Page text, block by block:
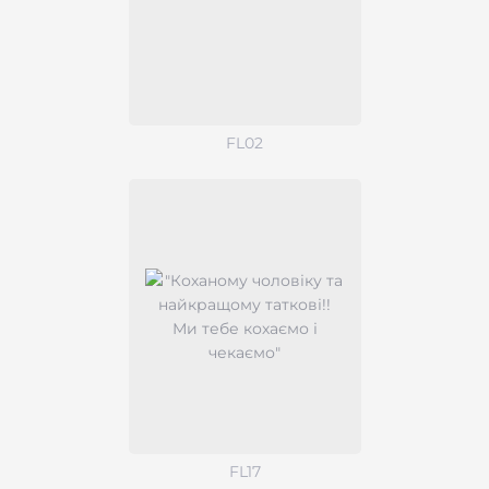
FL02
FL17